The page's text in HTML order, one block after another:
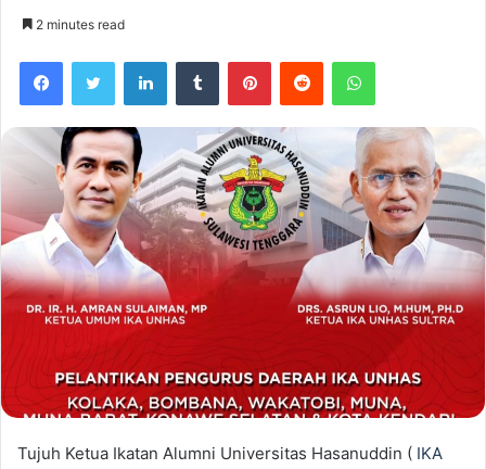
2 minutes read
Tujuh Ketua Ikatan Alumni Universitas Hasanuddin ( IKA